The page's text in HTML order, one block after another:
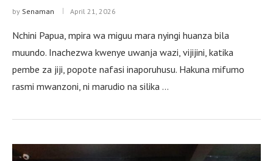
by Senaman April 21, 2026
Nchini Papua, mpira wa miguu mara nyingi huanza bila
muundo. Inachezwa kwenye uwanja wazi, vijijini, katika
pembe za jiji, popote nafasi inaporuhusu. Hakuna mifumo
rasmi mwanzoni, ni marudio na silika …